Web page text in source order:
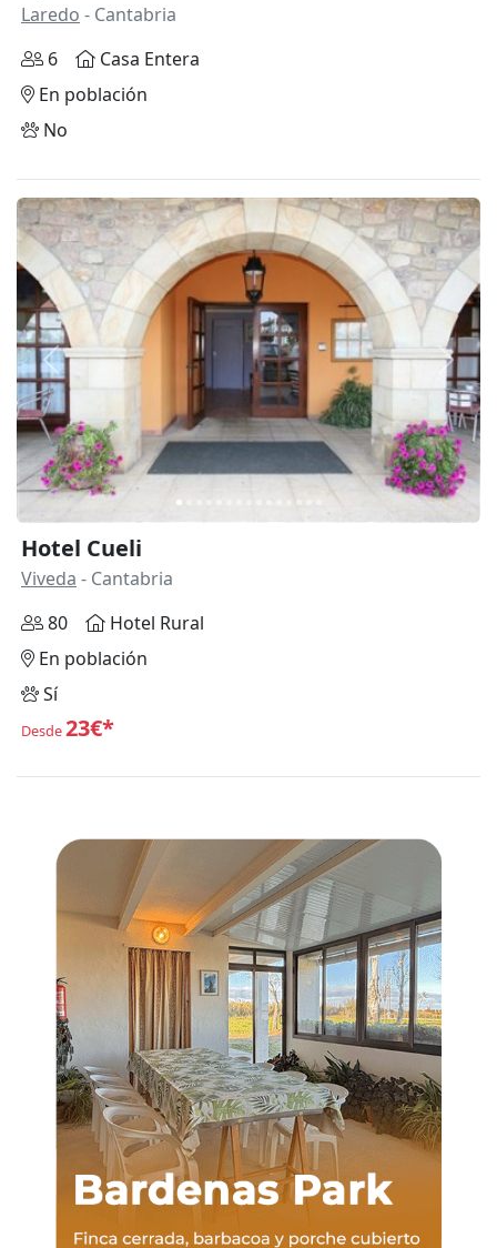
Laredo - Cantabria
6
Casa Entera
En población
No
Anterior
Hotel Cueli
Viveda - Cantabria
80
Hotel Rural
En población
Sí
Desde23€*